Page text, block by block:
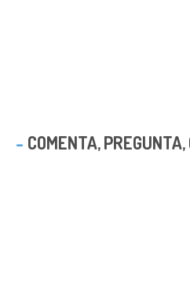
COMENTA, PREGUNTA,